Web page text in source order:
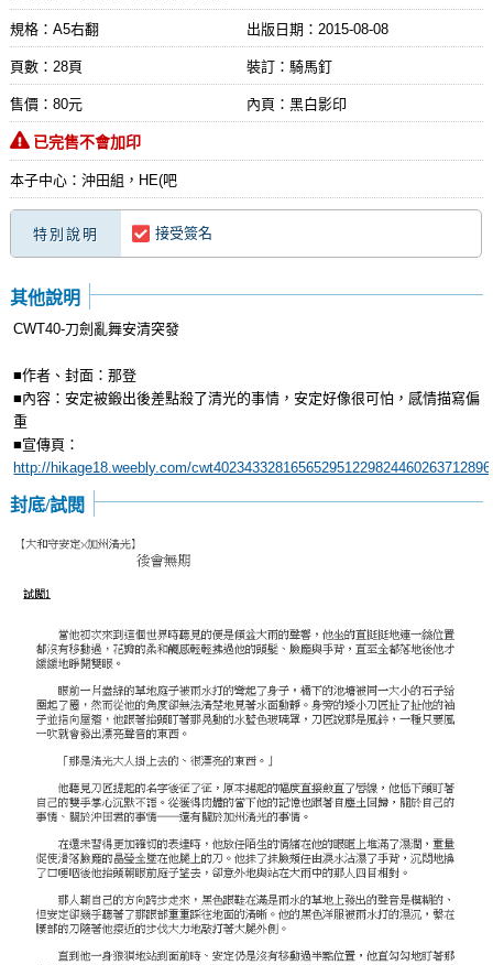
規格：A5右翻 出版日期： 2015-08-08
頁數：28頁 裝訂：騎馬釘
售價：80元 內頁：黑白影印
已完售不會加印
本子中心：沖田組，HE(吧
特別說明 接受簽名
其他說明
CWT40-刀劍亂舞安清突發
■作者、封面：那登
■內容：安定被鍛出後差點殺了清光的事情，安定好像很可怕，感情描寫偏
重
■宣傳頁：
http://hikage18.weebly.com/
封底/試閱